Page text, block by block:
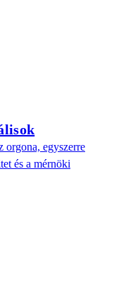
orgona, egyszerre
és a mérnöki